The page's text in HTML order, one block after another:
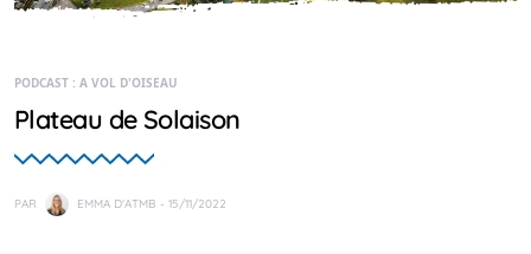
PODCAST : A VOL D'OISEAU
Plateau de Solaison
PAR EMMA D'ATMB - 15/11/2022